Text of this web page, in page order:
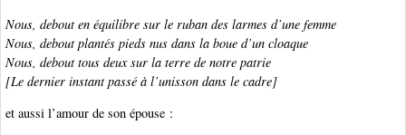
Nous, debout en équilibre sur le ruban des larmes d’une femme
Nous, debout plantés pieds nus dans la boue d’un cloaque
Nous, debout tous deux sur la terre de notre patrie
[Le dernier instant passé à l’unisson dans le cadre]
et aussi l’amour de son épouse :